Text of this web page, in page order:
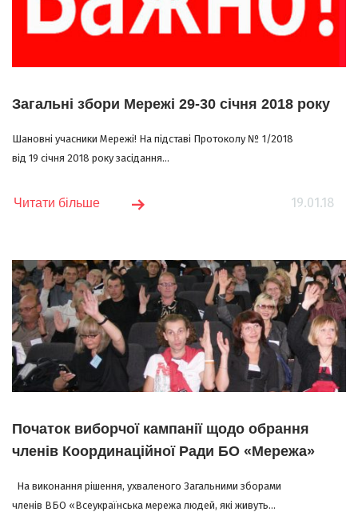
Загальні збори Мережі 29-30 січня 2018 року
Шановні учасники Мережі! На підставі Протоколу № 1/2018
від 19 січня 2018 року засідання...
19.01.18
Читати більше
Початок виборчої кампанії щодо обрання
членів Координаційної Ради БО «Мережа»
На виконання рішення, ухваленого Загальними зборами
членів ВБО «Всеукраїнська мережа людей, які живуть...